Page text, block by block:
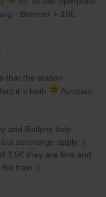
- Brenner + 10€
that the station
it´s both
Austrian
and Railjets Italy -
surcharge apply :)
3,5€ they are fine and
train ;)